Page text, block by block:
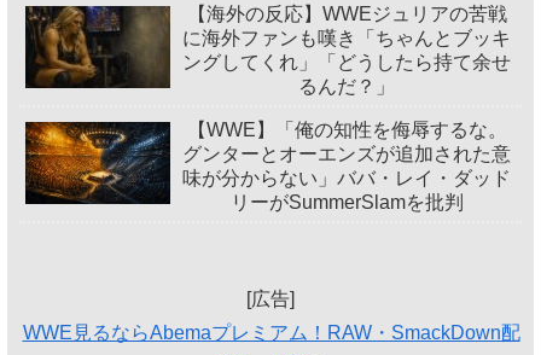
【海外の反応】WWEジュリアの苦戦
に海外ファンも嘆き「ちゃんとブッキ
ングしてくれ」「どうしたら持て余せ
るんだ？」
【WWE】「俺の知性を侮辱するな。
グンターとオーエンズが追加された意
味が分からない」ババ・レイ・ダッド
リーがSummerSlamを批判
[広告]
WWE見るならAbemaプレミアム！RAW・SmackDown配